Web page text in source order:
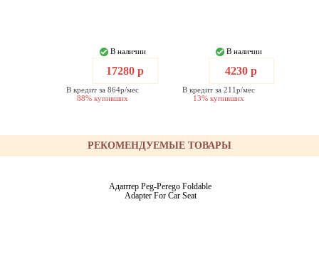
В наличии
17280 р
В кредит за 864р/мес
88% купивших
В наличии
4230 р
В кредит за 211р/мес
13% купивших
РЕКОМЕНДУЕМЫЕ ТОВАРЫ
Адаптер Peg-Perego Foldable
Adapter For Car Seat